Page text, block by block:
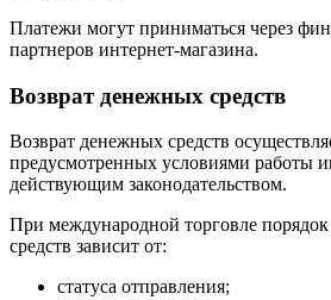
Платежи могут приниматься через
партнеров интернет-магазина.
Возврат денежных средств
Возврат денежных средств
предусмотренных условиями работы
действующим законодательством.
При международной торговле
средств зависит от:
статуса отправления;